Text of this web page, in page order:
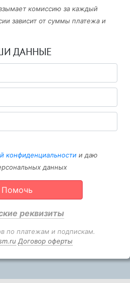
комиссию за каждый
зависит от суммы платежа и
ДАННЫЕ
конфиденциальности и даю
данных
Помочь
реквизиты
по платежам и подпискам.
Договор оферты